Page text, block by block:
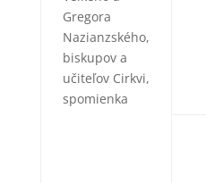
Gregora
Nazianzského,
biskupov a
učiteľov Cirkvi,
spomienka